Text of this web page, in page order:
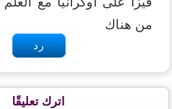
من هناك
رد
اترك تعليقًا